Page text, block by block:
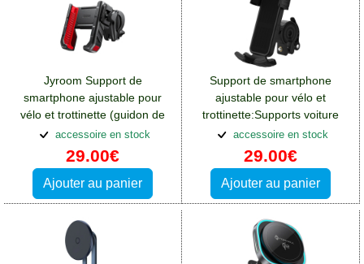
Jyroom Support de
smartphone ajustable pour
vélo et trottinette (guidon de
15 à 30mm)
accessoire en stock
29.00€
Ajouter au panier
Support de smartphone
ajustable pour vélo et
trottinette:Supports voiture
Crosscall Spider X4
accessoire en stock
29.00€
Ajouter au panier